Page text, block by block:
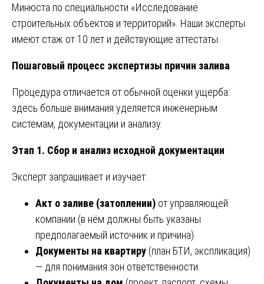
Минюста по специальности «Исследование
строительных объектов и территорий». Наши эксперты
имеют стаж от 10 лет и действующие аттестаты.
Пошаговый процесс экспертизы причин залива
Процедура отличается от обычной оценки ущерба:
здесь больше внимания уделяется инженерным
системам, документации и анализу.
Этап 1. Сбор и анализ исходной документации
Эксперт запрашивает и изучает:
Акт о заливе (затоплении) от управляющей
компании (в нём должны быть указаны
предполагаемый источник и причина).
Документы на квартиру (план БТИ, экспликация)
— для понимания зон ответственности.